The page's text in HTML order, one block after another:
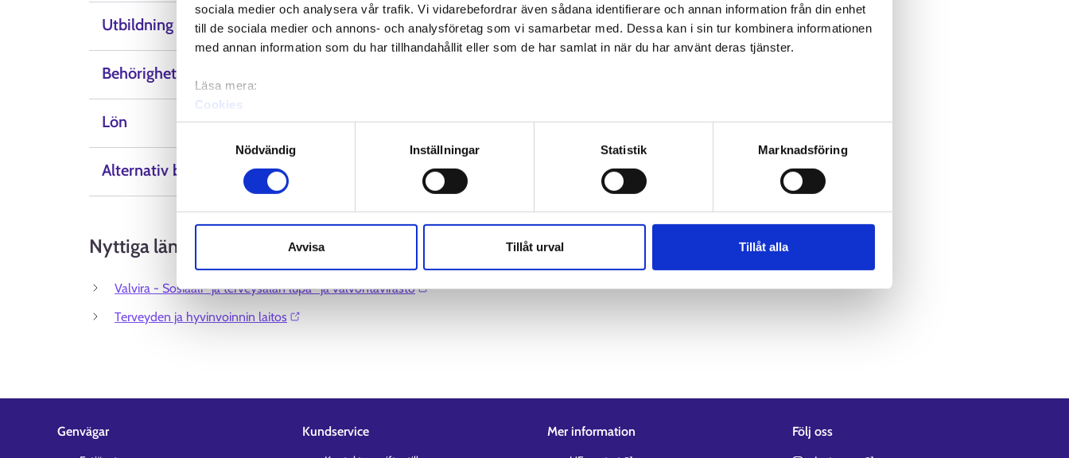
sociala medier och analysera vår trafik. Vi vidarebefordrar även sådana identifierare och annan information från din enhet
till de sociala medier och annons- och analysföretag som vi samarbetar med. Dessa kan i sin tur kombinera informationen
med annan information som du har tillhandahållit eller som de har samlat in när du har använt deras tjänster.
Läsa mera:
Cookies
Dataskydd och behandling av personuppgifter
Nödvändig
Inställningar Statistik Marknadsföring
Avvisa Tillåt urval Tillåt alla
Utbildning
Behörighetsvillkor
Lön
Alternativ beteckning
Nyttiga länkar
Valvira - Sosiaali- ja terveysalan lupa- ja valvontavirasto⁠
Terveyden ja hyvinvoinnin laitos⁠
Genvägar Kundservice Mer information Följ oss